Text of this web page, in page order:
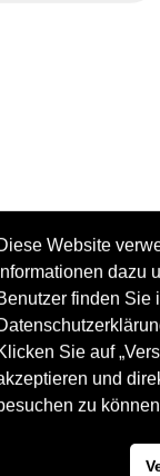
ist, die
Website
Informationen dazu
finden Sie
Sie auf
und
zu